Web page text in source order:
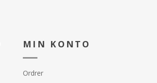
MIN KONTO
Ordrer